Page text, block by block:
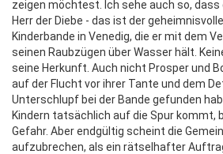
zeigen möchtest. Ich sehe auch so, dass
Herr der Diebe - das ist der
Kinderbande in Venedig, die er mit dem
seinen Raubzügen über Wasser hält.
seine Herkunft. Auch nicht Prosper und
auf der Flucht vor ihrer Tante und dem
Unterschlupf bei der Bande gefunden
Kindern tatsächlich auf die Spur kommt,
Gefahr. Aber endgültig scheint die
aufzubrechen, als ein rätselhafter